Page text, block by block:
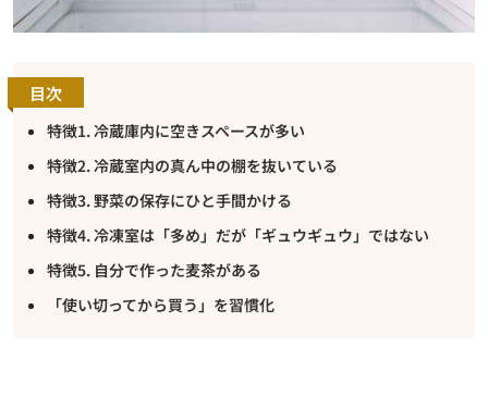
目次
特徴1. 冷蔵庫内に空きスペースが多い
特徴2. 冷蔵室内の真ん中の棚を抜いている
特徴3. 野菜の保存にひと手間かける
特徴4. 冷凍室は「多め」だが「ギュウギュウ」ではない
特徴5. 自分で作った麦茶がある
「使い切ってから買う」を習慣化